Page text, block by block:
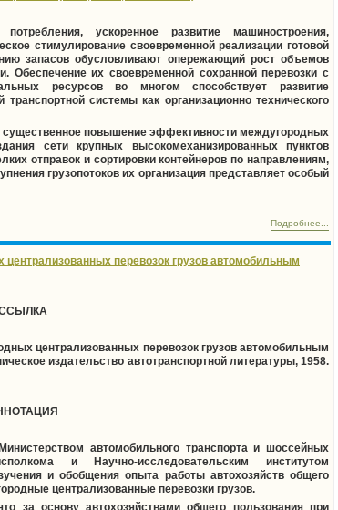
ускоренное развитие машиностроения,
стимулирование своевременной реализации готовой
запасов обусловливают опережающий рост объемов
Обеспечение их своевременной сохранной перевозки с
ресурсов во многом способствует развитие
системы как организационно технического
существенное повышение эффективности междугородных
сети крупных высокомеханизированных пунктов
отправок и сортировки контейнеров по направлениям,
грузопотоков их организация представляет особый
Подробнее...
перевозок грузов автомобильным
централизованных перевозок грузов автомобильным
издательство автотранспортной литературы, 1958.
автомобильного транспорта и шоссейных
и Научно-исследовательским институтом
и обобщения опыта работы автохозяйств общего
централизованные перевозки грузов.
за основу автохозяйствами общего пользования при